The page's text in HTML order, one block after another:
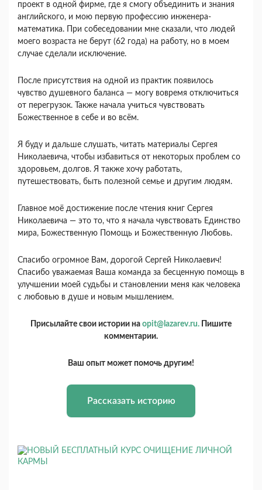
проект в одной фирме, где я смогу объединить и знания
английского, и мою первую профессию инженера-
математика. При собеседовании мне сказали, что людей
моего возраста не берут (62 года) на работу, но в моем
случае сделали исключение.
После присутствия на одной из практик появилось
чувство душевного баланса — могу вовремя отключиться
от перегрузок. Также начала учиться чувствовать
Божественное в себе и во всём.
Я буду и дальше слушать, читать материалы Сергея
Николаевича, чтобы избавиться от некоторых проблем со
здоровьем, долгов. Я также хочу работать,
путешествовать, быть полезной семье и другим людям.
Главное моё достижение после чтения книг Сергея
Николаевича — это то, что я начала чувствовать Единство
мира, Божественную Помощь и Божественную Любовь.
Спасибо огромное Вам, дорогой Сергей Николаевич!
Спасибо уважаемая Ваша команда за бесценную помощь в
улучшении моей судьбы и становлении меня как человека
с любовью в душе и новым мышлением.
Присылайте свои истории на opit@lazarev.ru. Пишите
комментарии.
Ваш опыт может помочь другим!
Рассказать историю